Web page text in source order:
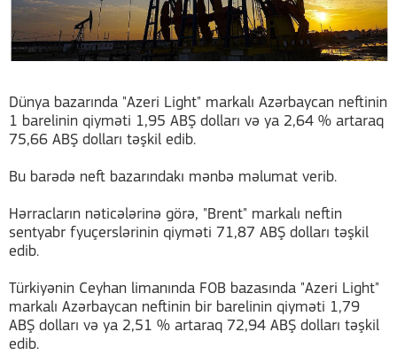
Dünya bazarında "Azeri Light" markalı Azərbaycan neftinin
1 barelinin qiyməti 1,95 ABŞ dolları və ya 2,64 % artaraq
75,66 ABŞ dolları təşkil edib.
Bu barədə neft bazarındakı mənbə məlumat verib.
Hərracların nəticələrinə görə, "Brent" markalı neftin
sentyabr fyuçerslərinin qiyməti 71,87 ABŞ dolları təşkil
edib.
Türkiyənin Ceyhan limanında FOB bazasında "Azeri Light"
markalı Azərbaycan neftinin bir barelinin qiyməti 1,79
ABŞ dolları və ya 2,51 % artaraq 72,94 ABŞ dolları təşkil
edib.